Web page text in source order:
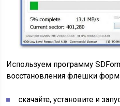
Используем программу
восстановления флешки
скачайте, установите и